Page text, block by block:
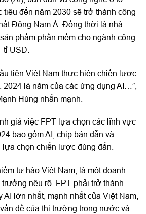
tiêu đến năm 2030 sẽ trở thành công
Đông Nam Á. Đồng thời là nhà
phẩm phần mềm cho ngành công
tỉ USD.
tiên Việt Nam thực hiện chiến lược
2024 là năm của các ứng dụng AI…”,
Hùng nhấn mạnh.
giá việc FPT lựa chọn các lĩnh vực
bao gồm AI, chip bán dẫn và
chọn chiến lược đúng đắn.
tự hào Việt Nam, là một doanh
trưởng nêu rõ FPT phải trở thành
AI lớn nhất, mạnh nhất của Việt Nam,
đề của thị trường trong nước và